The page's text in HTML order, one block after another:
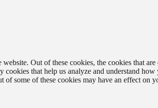
Out of these cookies, the cookies that are
that help us analyze and understand
some of these cookies may have an effect on